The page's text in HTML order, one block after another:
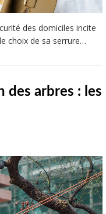
des domiciles incite
choix de sa serrure…
des arbres : les